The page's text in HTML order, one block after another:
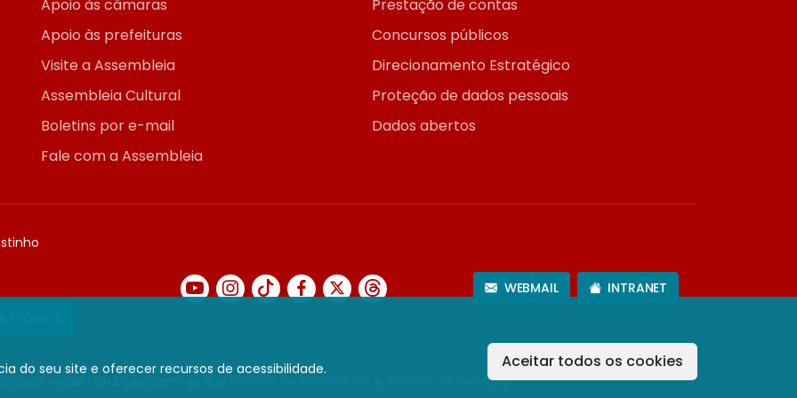
do seu site e oferecer recursos de acessibilidade.
Aceitar todos os cookies
Apoio às câmaras
Apoio às prefeituras
Visite a Assembleia
Assembleia Cultural
Boletins por e-mail
Fale com a Assembleia
Prestação de contas
Concursos públicos
Direcionamento Estratégico
Proteção de dados pessoais
Dados abertos
WEBMAIL INTRANET
pelo reCAPTCHA (aplicam-se sua Termos de Serviço).